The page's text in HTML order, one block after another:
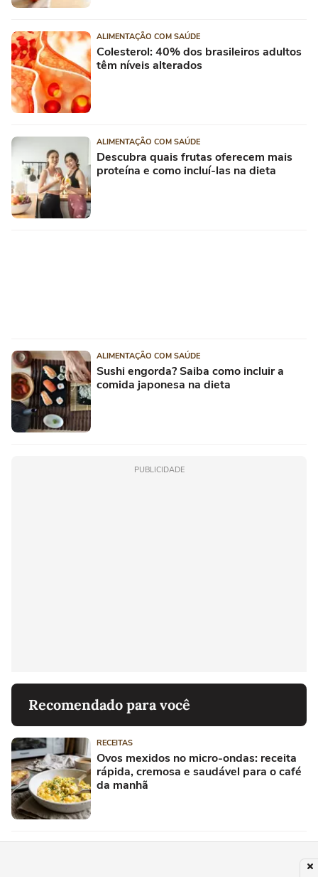
ALIMENTAÇÃO COM SAÚDE
Colesterol: 40% dos brasileiros adultos
têm níveis alterados
ALIMENTAÇÃO COM SAÚDE
Descubra quais frutas oferecem mais
proteína e como incluí-las na dieta
ALIMENTAÇÃO COM SAÚDE
Sushi engorda? Saiba como incluir a
comida japonesa na dieta
PUBLICIDADE
Recomendado para você
RECEITAS
Ovos mexidos no micro-ondas: receita
rápida, cremosa e saudável para o café
da manhã